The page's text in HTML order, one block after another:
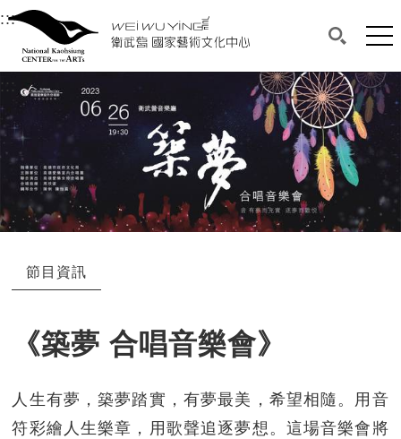
衛武營國家藝術文化中心
中央內容區塊，為本頁主要內容區。
:::選單連結區塊，此區塊列有本網站主要連結。
衛武營國家藝術文化中心
搜尋(開
網
::: 中央內容區塊，為本頁主要內容區。
節目資訊
《築夢 合唱音樂會》
人生有夢，築夢踏實，有夢最美，希望相隨。用音
符彩繪人生樂章，用歌聲追逐夢想。這場音樂會將